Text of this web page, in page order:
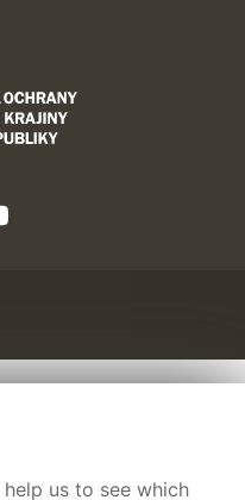
us to see which